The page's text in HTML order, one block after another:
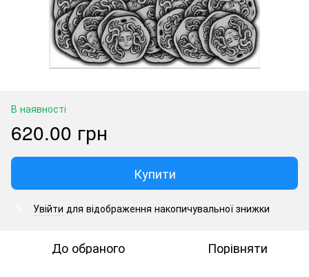
В наявності
620.00 грн
Купити
Увійти для відображення накопичувальної знижки
До обраного Порівняти